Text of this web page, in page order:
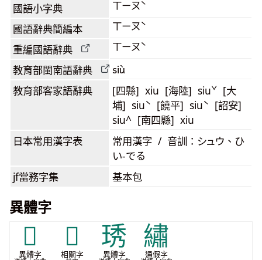
國語小字典 ㄒㄧㄡˋ
國語辭典簡編本 ㄒㄧㄡˋ
重編國語辭典 ㄒㄧㄡˋ
教育部閩南語辭典 siù
教育部客家語辭典
[四縣] xiu [海陸] siuˇ [大
埔] siuˋ [饒平] siuˋ [詔安]
siu^ [南四縣] xiu
日本常用漢字表
常用漢字 / 音訓：シュウ、ひ
い-でる
jf當務字集 基本包
異體字
𥝠
異體字
𰨩
相關字
琇
異體字
繡
通假字